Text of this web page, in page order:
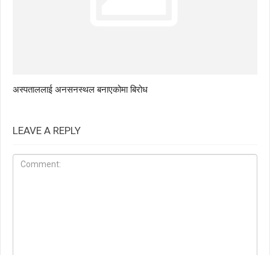
अस्पताललाई अनसनस्थल बनाएकोमा बिरोध
LEAVE A REPLY